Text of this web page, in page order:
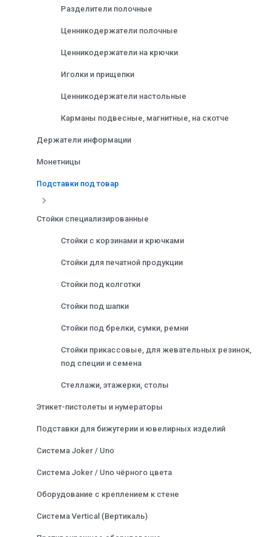
Разделители полочные
Ценникодержатели полочные
Ценникодержатели на крючки
Иголки и прищепки
Ценникодержатели настольные
Карманы подвесные, магнитные, на скотче
Держатели информации
Монетницы
Подставки под товар
Стойки специализированные
Стойки с корзинами и крючками
Стойки для печатной продукции
Стойки под колготки
Стойки под шапки
Стойки под брелки, сумки, ремни
Стойки прикассовые, для жевательных резинок,
под специи и семена
Стеллажи, этажерки, столы
Этикет-пистолеты и нумераторы
Подставки для бижутерии и ювелирных изделий
Система Joker / Uno
Система Joker / Uno чёрного цвета
Оборудование с креплением к стене
Система Vertical (Вертикаль)